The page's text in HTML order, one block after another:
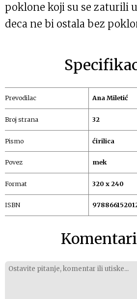
poklone koji su se zaturili
deca ne bi ostala bez
Prevodilac Ana Miletić
Broj strana 32
Pismo ćirilica
Povez mek
Format 320 x 240
ISBN